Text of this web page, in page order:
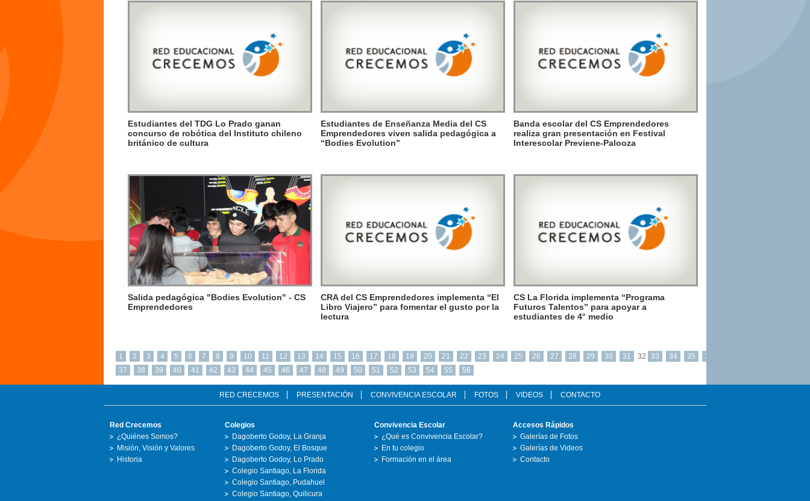
Estudiantes del TDG Lo Prado ganan
concurso de robótica del Instituto chileno
británico de cultura
Estudiantes de Enseñanza Media del CS
Emprendedores viven salida pedagógica a
“Bodies Evolution”
Banda escolar del CS Emprendedores
realiza gran presentación en Festival
Interescolar Previene-Palooza
Salida pedagógica "Bodies Evolution" - CS
Emprendedores
CRA del CS Emprendedores implementa “El
Libro Viajero” para fomentar el gusto por la
lectura
CS La Florida implementa “Programa
Futuros Talentos” para apoyar a
estudiantes de 4° medio
1 2 3 4 5 6 7 8 9 10 11 12 13 14 15 16 17 18 19 20 21 22 23 24 25 26 27 28 29 30 31 32 33 34 35
36
37
38 39 40 41 42 43 44 45 46 47 48 49 50 51 52 53 54 55 56
RED CRECEMOS PRESENTACIÓN CONVIVENCIA ESCOLAR FOTOS VIDEOS CONTACTO
Red Crecemos
¿Quiénes Somos?
Misión, Visión y Valores
Historia
Colegios
Dagoberto Godoy, La Granja
Dagoberto Godoy, El Bosque
Dagoberto Godoy, Lo Prado
Colegio Santiago, La Florida
Colegio Santiago, Pudahuel
Colegio Santiago, Quilicura
Convivencia Escolar
¿Qué es Convivencia Escolar?
En tu colegio
Formación en el área
Accesos Rápidos
Galerías de Fotos
Galerías de Videos
Contacto